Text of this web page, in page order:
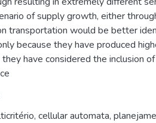
of supply growth, either
transportation would be better
because they have produced
have considered the inclusion
, cellular automata,